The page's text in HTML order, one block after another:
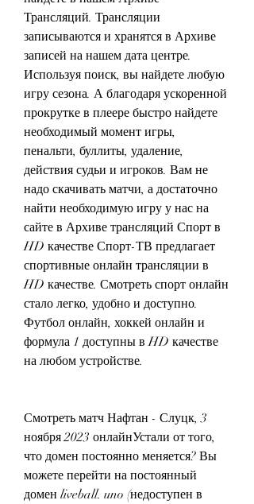
Трансляций. Трансляции
записываются и хранятся в Архиве
записей на нашем дата центре.
Используя поиск, вы найдете любую
игру сезона. А благодаря ускоренной
прокрутке в плеере быстро найдете
необходимый момент игры,
пенальти, буллиты, удаление,
действия судьи и игроков. Вам не
надо скачивать матчи, а достаточно
найти необходимую игру у нас на
сайте в Архиве трансляций Спорт в
HD качестве Спорт-ТВ предлагает
спортивные онлайн трансляции в
HD качестве. Смотреть спорт онлайн
стало легко, удобно и доступно.
Футбол онлайн, хоккей онлайн и
формула 1 доступны в HD качестве
на любом устройстве.
Смотреть матч Нафтан - Слуцк, 3
ноября 2023 онлайнУстали от того,
что домен постоянно меняется? Вы
можете перейти на постоянный
домен liveball. uno (недоступен в